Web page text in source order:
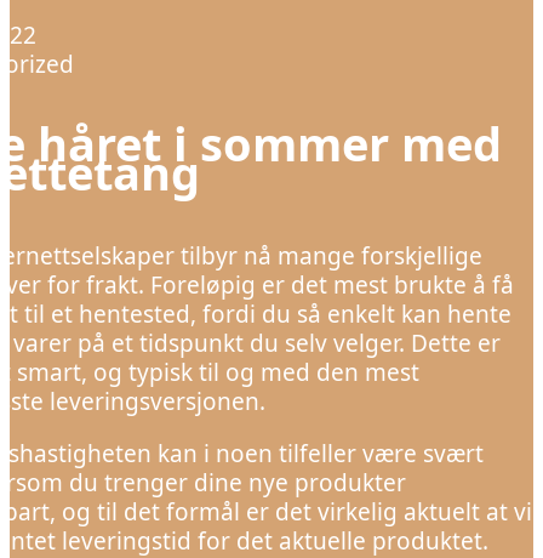
håret i sommer med
tilbyr nå mange forskjellige
for frakt. Foreløpig er det mest brukte å få
til et hentested, fordi du så enkelt kan hente
varer på et tidspunkt du selv velger. Dette er
smart, og typisk til og med den mest
leveringsversjonen.
kan i noen tilfeller være svært
du trenger dine nye produkter
og til det formål er det virkelig aktuelt at vi
leveringstid for det aktuelle produktet.